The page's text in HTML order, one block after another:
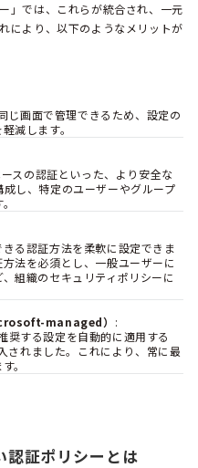
」では、これらが統合され、一元
により、以下のようなメリットが
じ画面で管理できるため、設定の
減します。
スの認証といった、より安全な
し、特定のユーザーやグループ
る認証方法を柔軟に設定できま
法を必須とし、一般ユーザーに
組織のセキュリティポリシーに
managed） :
する設定を自動的に適用する
されました。これにより、常に最
。
認証ポリシーとは